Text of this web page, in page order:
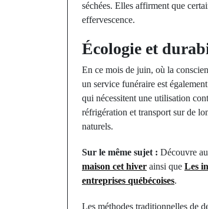
séchées. Elles affirment que
effervescence.
Écologie et
En ce mois de juin, où la
un service funéraire est
qui nécessitent une utilisation
réfrigération et transport sur de
naturels.
Sur le même sujet : Découvre
maison cet hiver ainsi que Les
entreprises québécoises.
Les méthodes traditionnelles de